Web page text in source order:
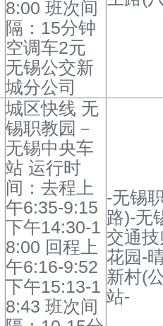
8:00 班次间
隔：15分钟
空调车2元
无锡公交新
城分公司
城区快线 无
锡职教园－
无锡中央车
站 运行时
间：去程上
午6:35-9:15
下午14:30-1
8:00 回程上
午6:16-9:52
下午15:13-1
8:43 班次间
-无锡
路)-无
交通
花园-
新村(
站-